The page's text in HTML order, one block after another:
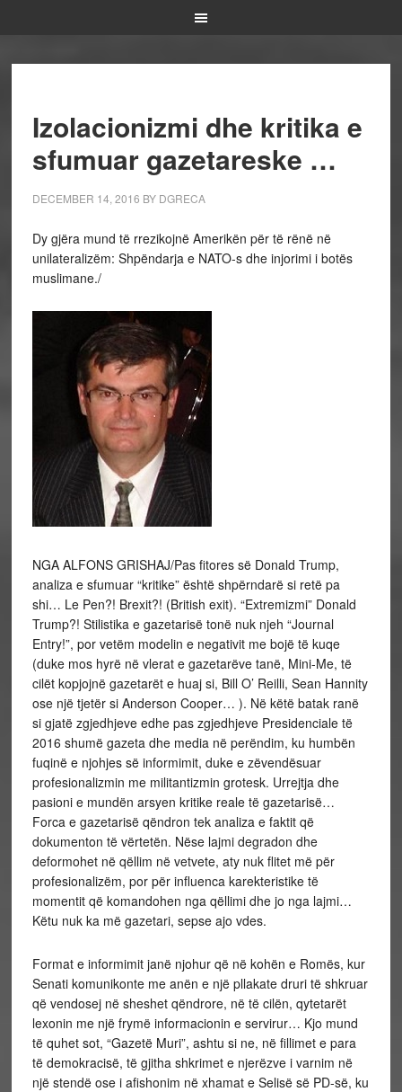
Izolacionizmi dhe kritika e
sfumuar gazetareske …
DECEMBER 14, 2016 BY DGRECA
Dy gjëra mund të rrezikojnë Amerikën për të rënë në
unilateralizëm: Shpëndarja e NATO-s dhe injorimi i botës
muslimane./
NGA ALFONS GRISHAJ/Pas fitores së Donald Trump,
analiza e sfumuar “kritike” është shpërndarë si retë pa
shi… Le Pen?! Brexit?! (British exit). “Extremizmi” Donald
Trump?! Stilistika e gazetarisë tonë nuk njeh “Journal
Entry!”, por vetëm modelin e negativit me bojë të kuqe
(duke mos hyrë në vlerat e gazetarëve tanë, Mini-Me, të
cilët kopjojnë gazetarët e huaj si, Bill O’ Reilli, Sean Hannity
ose një tjetër si Anderson Cooper… ). Në këtë batak ranë
si gjatë zgjedhjeve edhe pas zgjedhjeve Presidenciale të
2016 shumë gazeta dhe media në perëndim, ku humbën
fuqinë e njohjes së informimit, duke e zëvendësuar
profesionalizmin me militantizmin grotesk. Urrejtja dhe
pasioni e mundën arsyen kritike reale të gazetarisë…
Forca e gazetarisë qëndron tek analiza e faktit që
dokumenton të vërtetën. Nëse lajmi degradon dhe
deformohet në qëllim në vetvete, aty nuk flitet më për
profesionalizëm, por për influenca karekteristike të
momentit që komandohen nga qëllimi dhe jo nga lajmi…
Këtu nuk ka më gazetari, sepse ajo vdes.
Format e informimit janë njohur që në kohën e Romës, kur
Senati komunikonte me anën e një pllakate druri të shkruar
që vendosej në sheshet qëndrore, në të cilën, qytetarët
lexonin me një frymë informacionin e servirur… Kjo mund
të quhet sot, “Gazetë Muri”, ashtu si ne, në fillimet e para
të demokracisë, të gjitha shkrimet e njerëzve i varnim në
një stendë ose i afishonim në xhamat e Selisë së PD-së, ku